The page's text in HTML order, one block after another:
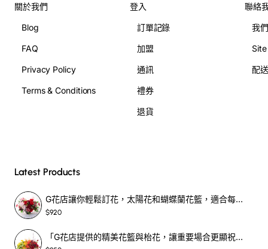
關於我們
Blog
FAQ
Privacy Policy
Terms & Conditions
登入
訂單記錄
加盟
通訊
禮券
退貨
聯絡
我
配
Latest Products
G花店讓你輕鬆訂花，太陽花和蝴蝶蘭花籃，適合每個重要時刻！-SF390
$920
「G花店提供的精美花籃與枱花，讓重要場合更顯祝賀與喜悅，適合各種用場！」-SF398